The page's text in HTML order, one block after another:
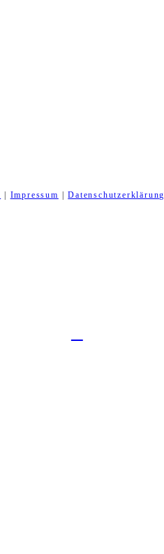
| Impressum |Datenschutzerklärung